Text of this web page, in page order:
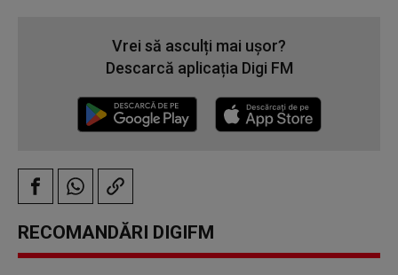
Vrei să asculți mai ușor?
Descarcă aplicația Digi FM
RECOMANDĂRI DIGIFM